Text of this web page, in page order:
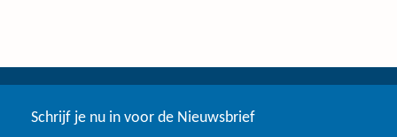
Schrijf je nu in voor de Nieuwsbrief